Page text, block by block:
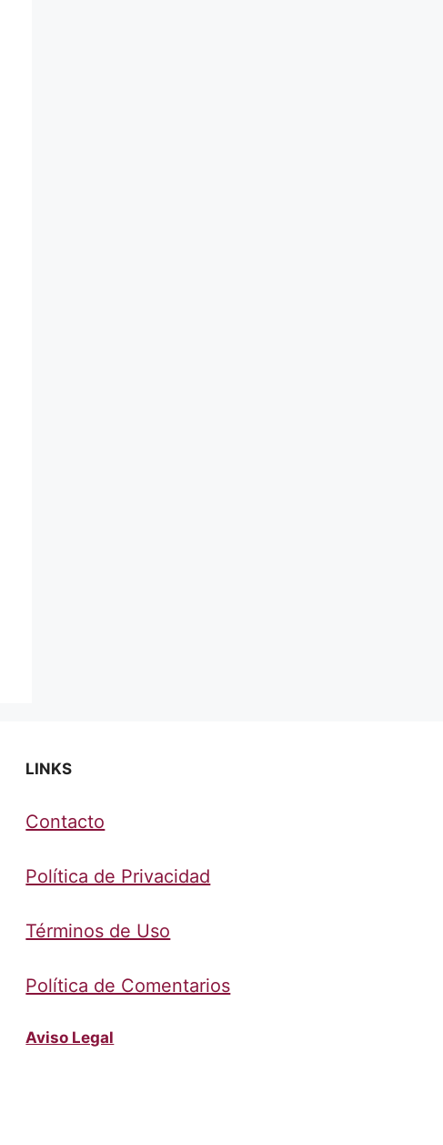
LINKS
Contacto
Política de Privacidad
Términos de Uso
Política de Comentarios
Aviso Legal